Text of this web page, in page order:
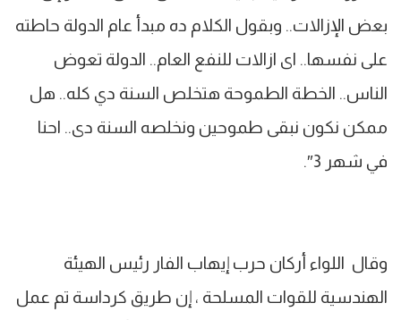
بعض الإزالات.. وبقول الكلام ده مبدأ عام الدولة حاطته
على نفسها.. اى ازالات للنفع العام.. الدولة تعوض
الناس.. الخطة الطموحة هتخلص السنة دي كله.. هل
ممكن نكون نبقى طموحين ونخلصه السنة دى.. احنا
في شهر 3″.
وقال اللواء أركان حرب إيهاب الفار رئيس الهيئة
الهندسية للقوات المسلحة ، إن طريق كرداسة تم عمل